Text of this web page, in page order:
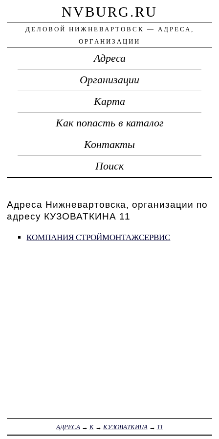
NVBURG.RU
ДЕЛОВОЙ НИЖНЕВАРТОВСК — АДРЕСА,
ОРГАНИЗАЦИИ
Адреса
Организации
Карта
Как попасть в каталог
Контакты
Поиск
Адреса Нижневартовска, организации по
адресу КУЗОВАТКИНА 11
КОМПАНИЯ СТРОЙМОНТАЖСЕРВИС
АДРЕСА → К→ КУЗОВАТКИНА → 11